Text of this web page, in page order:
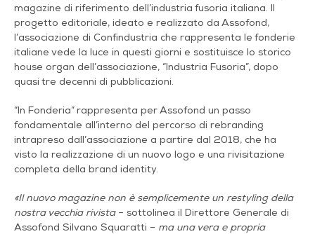
magazine di riferimento dell’industria fusoria italiana. Il
progetto editoriale, ideato e realizzato da Assofond,
l’associazione di Confindustria che rappresenta le fonderie
italiane vede la luce in questi giorni e sostituisce lo storico
house organ dell’associazione, “Industria Fusoria”, dopo
quasi tre decenni di pubblicazioni.
“In Fonderia” rappresenta per Assofond un passo
fondamentale all’interno del percorso di rebranding
intrapreso dall’associazione a partire dal 2018, che ha
visto la realizzazione di un nuovo logo e una rivisitazione
completa della brand identity.
«Il nuovo magazine non è semplicemente un restyling della
nostra vecchia rivista– sottolinea il Direttore Generale di
Assofond Silvano Squaratti – ma una vera e propria